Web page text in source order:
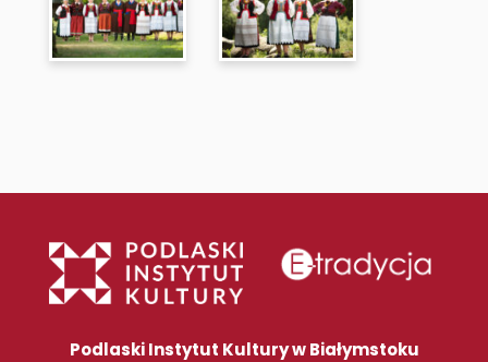
Podlaski Instytut Kultury w Białymstoku